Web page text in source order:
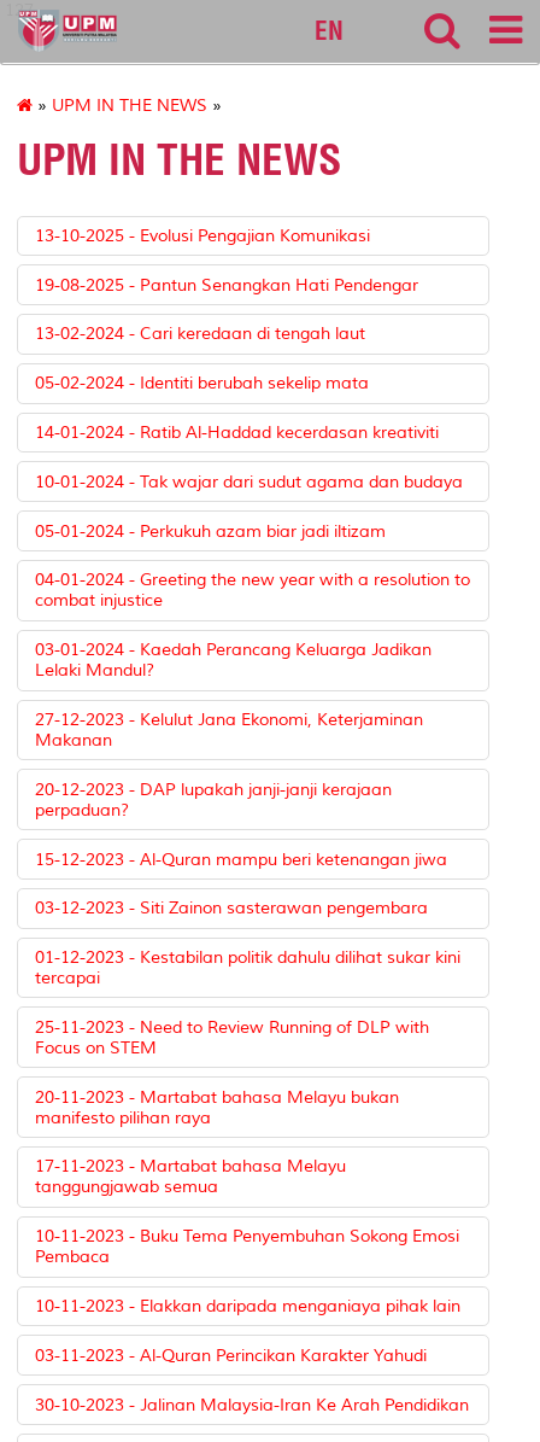
127
EN
» UPM IN THE NEWS »
UPM IN THE NEWS
13-10-2025 - Evolusi Pengajian Komunikasi
19-08-2025 - Pantun Senangkan Hati Pendengar
13-02-2024 - Cari keredaan di tengah laut
05-02-2024 - Identiti berubah sekelip mata
14-01-2024 - Ratib Al-Haddad kecerdasan kreativiti
10-01-2024 - Tak wajar dari sudut agama dan budaya
05-01-2024 - Perkukuh azam biar jadi iltizam
04-01-2024 - Greeting the new year with a resolution to
combat injustice
03-01-2024 - Kaedah Perancang Keluarga Jadikan
Lelaki Mandul?
27-12-2023 - Kelulut Jana Ekonomi, Keterjaminan
Makanan
20-12-2023 - DAP lupakah janji-janji kerajaan
perpaduan?
15-12-2023 - Al-Quran mampu beri ketenangan jiwa
03-12-2023 - Siti Zainon sasterawan pengembara
01-12-2023 - Kestabilan politik dahulu dilihat sukar kini
tercapai
25-11-2023 - Need to Review Running of DLP with
Focus on STEM
20-11-2023 - Martabat bahasa Melayu bukan
manifesto pilihan raya
17-11-2023 - Martabat bahasa Melayu
tanggungjawab semua
10-11-2023 - Buku Tema Penyembuhan Sokong Emosi
Pembaca
10-11-2023 - Elakkan daripada menganiaya pihak lain
03-11-2023 - Al-Quran Perincikan Karakter Yahudi
30-10-2023 - Jalinan Malaysia-Iran Ke Arah Pendidikan